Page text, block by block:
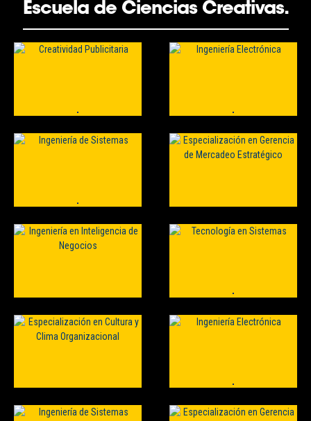
Escuela de Ciencias Creativas.